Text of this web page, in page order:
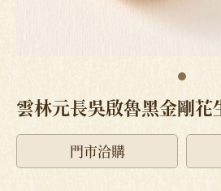
雲林元長吳啟魯黑金剛花
門市洽購